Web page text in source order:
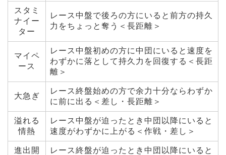
スタミ
ナイー
ター
レース中盤で後ろの方にいると前方の持久
力をちょっと奪う＜長距離＞
マイペ
ース
レース中盤初めの方に中団にいると速度を
わずかに落として持久力を回復する＜長距
離＞
大急ぎ
レース終盤始めの方で余力十分ならわずか
に前に出る＜差し・長距離＞
溢れる
情熱
レース中盤が迫ったとき中団以降にいると
速度がわずかに上がる＜作戦・差し＞
進出開
レース終盤が迫ったとき中団以降にいると